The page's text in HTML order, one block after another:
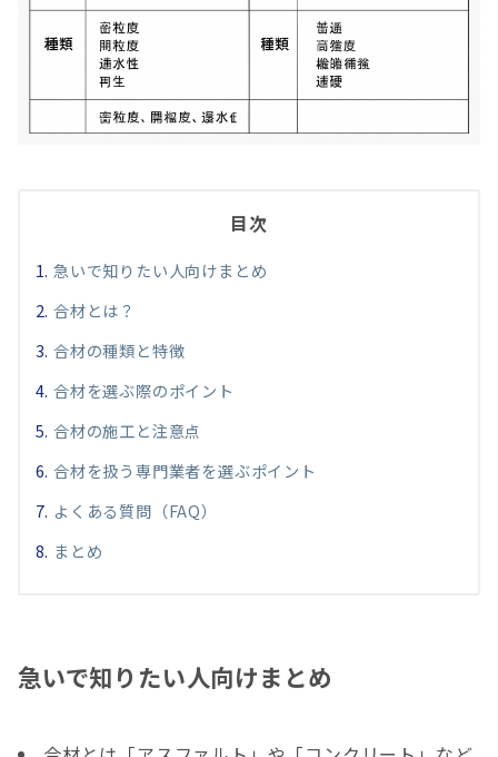
目次
急いで知りたい人向けまとめ
合材とは？
合材の種類と特徴
合材を選ぶ際のポイント
合材の施工と注意点
合材を扱う専門業者を選ぶポイント
よくある質問（FAQ）
まとめ
急いで知りたい人向けまとめ